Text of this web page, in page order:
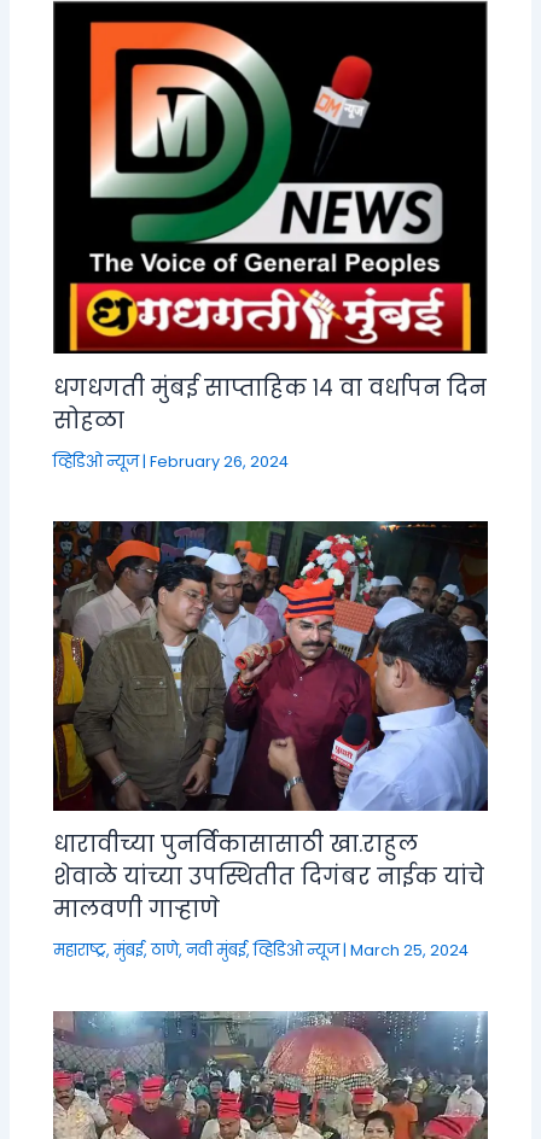
धगधगती मुंबई साप्ताहिक १४ वा वर्धापन दिन
सोहळा
व्हिडिओ न्यूज|February 26, 2024
धारावीच्या पुनर्विकासासाठी खा.राहुल
शेवाळे यांच्या उपस्थितीत दिगंबर नाईक यांचे
मालवणी गाऱ्हाणे
महाराष्ट्र,मुंबई, ठाणे, नवी मुंबई,व्हिडिओ न्यूज|March 25, 2024